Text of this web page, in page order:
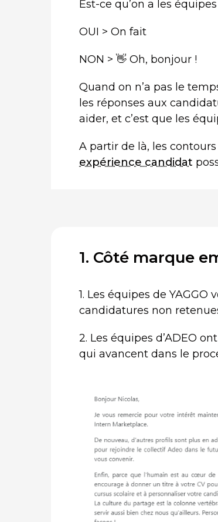
Est-ce qu’on a les
OUI > On fait
NON > 👋 Oh, bonjour !
Quand on n’a pas le
les réponses aux
aider, et c’est que les
A partir de là, les
expérience candidat
1. Côté marque
1. Les équipes de
candidatures non
2. Les équipes d’ADEO
qui avancent dans le